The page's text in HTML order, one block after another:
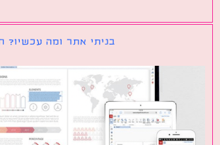
בניתי אתר ומה עכשיו? חשיפה!!